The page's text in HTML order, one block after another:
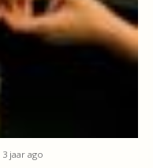
3 jaar ago